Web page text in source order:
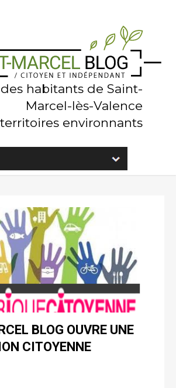
habitants de Saint-
Marcel-lès-Valence
environnants
BLOG OUVRE UNE
CITOYENNE